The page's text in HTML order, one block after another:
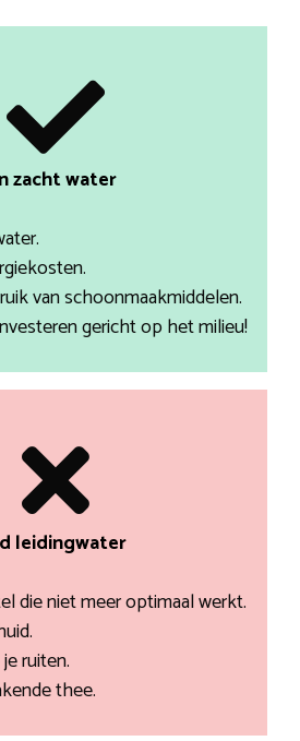
zacht water
van schoonmaakmiddelen.
gericht op het milieu!
leidingwater
die niet meer optimaal werkt.
ruiten.
thee.